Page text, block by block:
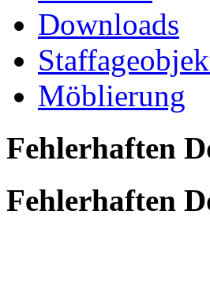
Downloads
Möblierung
Fehlerhaften
Fehlerhaften